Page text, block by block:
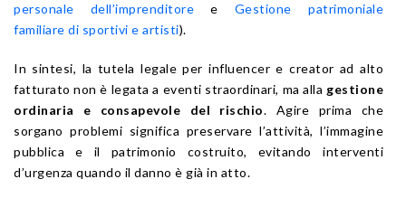
personale dell’imprenditore e Gestione patrimoniale
familiare di sportivi e artisti).
In sintesi, la tutela legale per influencer e creator ad alto
fatturato non è legata a eventi straordinari, ma alla gestione
ordinaria e consapevole del rischio. Agire prima che
sorgano problemi significa preservare l’attività, l’immagine
pubblica e il patrimonio costruito, evitando interventi
d’urgenza quando il danno è già in atto.